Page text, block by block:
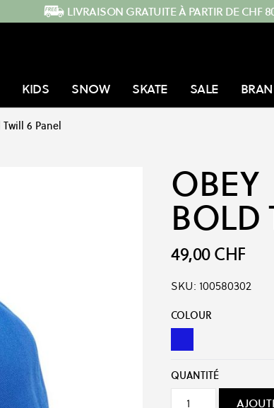
LIVRAISON GRATUITE À PARTIR DE CHF
KIDS SNOW SKATE SALE
Twill 6 Panel
OBEY
BOLD
49,00 CHF
SKU: 100580302
Options du
COLOUR
SURF BLUE
QUANTITÉ